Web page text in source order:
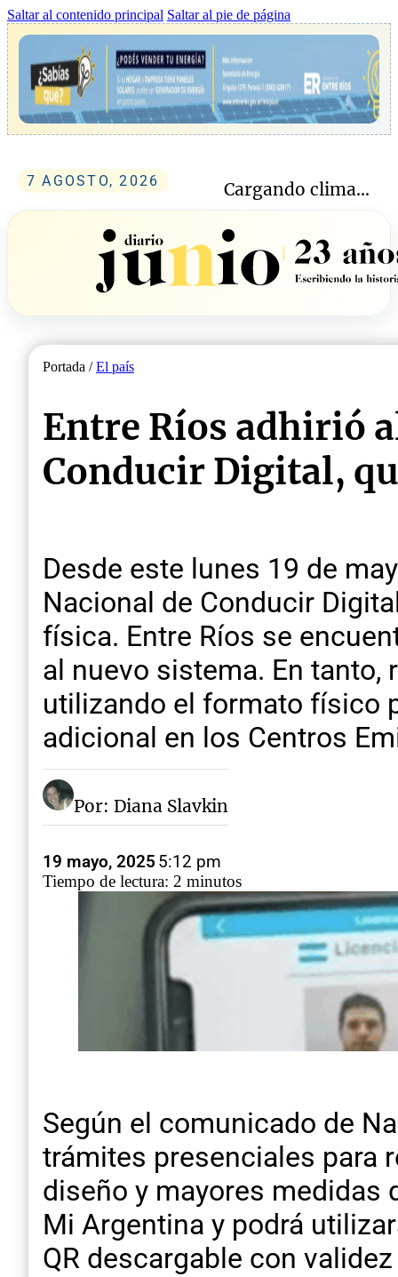
Saltar al contenido principal Saltar al pie de página
7 AGOSTO, 2026 Cargando clima...
Portada /El país
Entre Ríos adhirió
Conducir Digital,
Desde este lunes 19 de
Nacional de Conducir
física. Entre Ríos se
al nuevo sistema. En tanto,
utilizando el formato físico
adicional en los Centros
Por: Diana Slavkin
19 mayo, 2025 5:12 pm
Tiempo de lectura: 2 minutos
Según el comunicado de
trámites presenciales para
diseño y mayores medidas
Mi Argentina y podrá
QR descargable con